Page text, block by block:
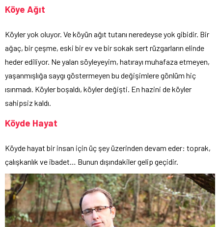
Köye Ağıt
Köyler yok oluyor. Ve köyün ağıt tutanı neredeyse yok gibidir. Bir
ağaç, bir çeşme, eski bir ev ve bir sokak sert rüzgarların elinde
heder ediliyor. Ne yalan söyleyeyim, hatırayı muhafaza etmeyen,
yaşanmışlığa saygı göstermeyen bu değişimlere gönlüm hiç
ısınmadı. Köyler boşaldı, köyler değişti. En hazini de köyler
sahipsiz kaldı.
Köyde Hayat
Köyde hayat bir insan için üç şey üzerinden devam eder: toprak,
çalışkanlık ve ibadet… Bunun dışındakiler gelip geçidir.